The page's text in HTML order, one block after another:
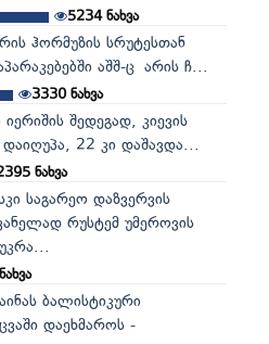
5234ნახვა
ჰორმუზის სრუტესთან
აშშ-ც არის ჩ...
3330ნახვა
შედეგად, კიევის
22 კი დაშავდა...
ნახვა
საგარეო დაზვერვის
რუსტემ უმეროვის
ბალისტიკური
დაეხმაროს -